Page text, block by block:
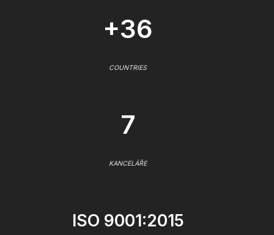
+36
COUNTRIES
7
KANCELÁŘE
ISO 9001:2015